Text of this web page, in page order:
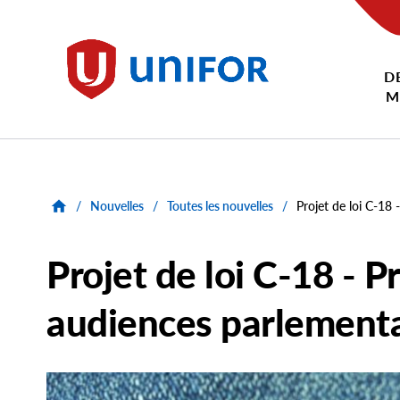
Unifor
/ Nouvelles / Toutes les nouvelles / Projet de loi C-18
Projet de loi C-18 -
audiences